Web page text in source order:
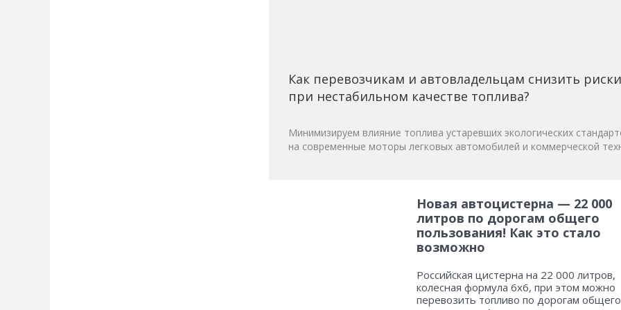
Как перевозчикам и автовладельцам снизить риски
при нестабильном качестве топлива?
Минимизируем влияние топлива устаревших экологических
на современные моторы легковых автомобилей и коммерческой
Новая автоцистерна — 22 000
литров по дорогам общего
пользования! Как это стало
возможно
Российская цистерна на 22 000 литров,
колесная формула 6х6, при этом можно
перевозить топливо по дорогам общего